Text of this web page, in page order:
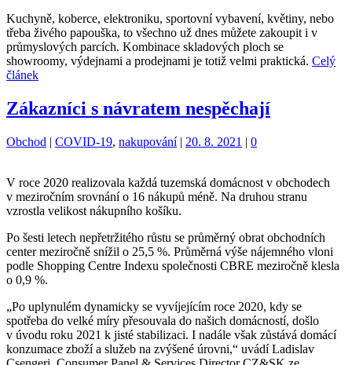
Kuchyně, koberce, elektroniku, sportovní vybavení, květiny, nebo
třeba živého papouška, to všechno už dnes můžete zakoupit i v
průmyslových parcích. Kombinace skladových ploch se
showroomy, výdejnami a prodejnami je totiž velmi praktická. Celý
článek
Zákazníci s návratem nespěchají
Kategorie:
Obchod | Štítky:
COVID-19, nakupování | 20. 8. 2021 | 0
V roce 2020 realizovala každá tuzemská domácnost v obchodech
v meziročním srovnání o 16 nákupů méně. Na druhou stranu
vzrostla velikost nákupního košíku.
Po šesti letech nepřetržitého růstu se průměrný obrat obchodních
center meziročně snížil o 25,5 %. Průměrná výše nájemného vloni
podle Shopping Centre Indexu společnosti CBRE meziročně klesla
o 0,9 %.
„Po uplynulém dynamicky se vyvíjejícím roce 2020, kdy se
spotřeba do velké míry přesouvala do našich domácností, došlo
v úvodu roku 2021 k jisté stabilizaci. I nadále však zůstává domácí
konzumace zboží a služeb na zvýšené úrovni,“ uvádí Ladislav